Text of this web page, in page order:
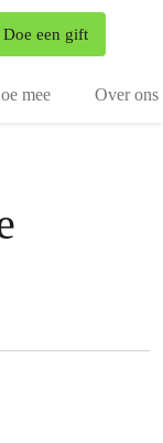
Doe een gift
mee Over ons